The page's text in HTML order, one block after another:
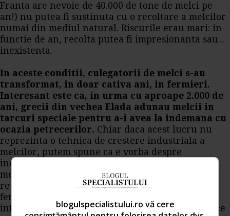
Franta are nevoie de 40.000 de tone de melci pe
an!) nu putea fi sustinuta cu o recoltare a melcilor
numai din mediul natural. Riscurile erau mari: in
functie de an, recolta putea fi impresionanta sau...
inexistenta.
In aceste conditii, culegatorii de melci s-au
transformat, in doar cativa ani, in fermieri.
Interesant este ca, in urma cu aproape 2.000 de
ani, grecii din vechea Elada adunau melcii in
tarcuri speciale pentru a-i avea la indemana cu
ocazia petrecerilor. Chiar daca acest lucru nu
reprezinta o tehnica de crestere industriala a
melcilor, putem spune ca e vorba despre
inceputurile fermelor de
. Si daca elenii, cu
metodele si instrumentele lor rudimentare,
reuseau sa tina melcii si doua-trei luni in aceste
ferme, dumneavoastra, avand la dispozitie
informatii complete si tehnica de ultima ora, de ce
blogulspecialistului.ro vă cere